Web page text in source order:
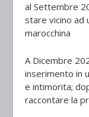
al Settembre
stare vicino ad
marocchina
A Dicembre
inserimento in
e intimorita;
raccontare la